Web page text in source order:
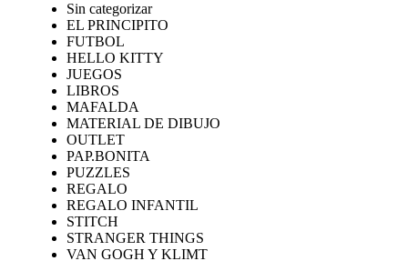
Sin categorizar
EL PRINCIPITO
FUTBOL
HELLO KITTY
JUEGOS
LIBROS
MAFALDA
MATERIAL DE DIBUJO
OUTLET
PAP.BONITA
PUZZLES
REGALO
REGALO INFANTIL
STITCH
STRANGER THINGS
VAN GOGH Y KLIMT